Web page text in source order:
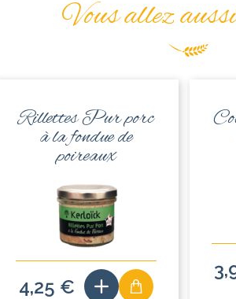
Vous allez
Rillettes Pur porc
à la fondue de
poireaux
4,25 €